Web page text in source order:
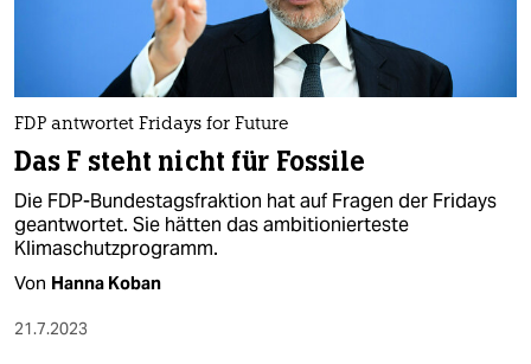
FDP antwortet Fridays for Future
Das F steht nicht für Fossile
Die FDP-Bundestagsfraktion hat auf Fragen der Fridays
geantwortet. Sie hätten das ambitionierteste
Klimaschutzprogramm.
Von Hanna Koban
21.7.2023